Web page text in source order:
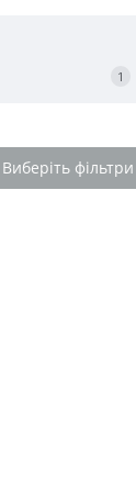
1
Виберіть фільтри